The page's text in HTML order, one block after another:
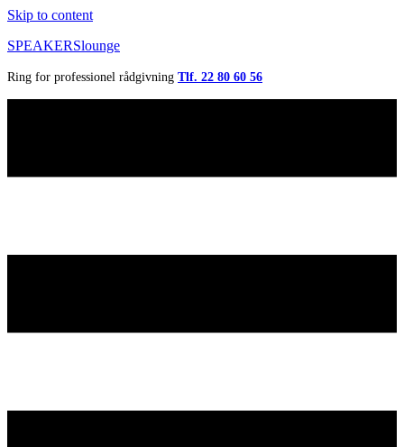
Skip to content
SPEAKERSlounge
Ring for professionel rådgivning Tlf. 22 80 60 56